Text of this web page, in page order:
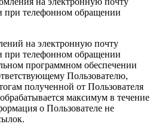
при телефонном обращении
на электронную почту
при телефонном обращении
программном обеспечении
Пользователю,
полученной от Пользователя
максимум в течение
о Пользователе не